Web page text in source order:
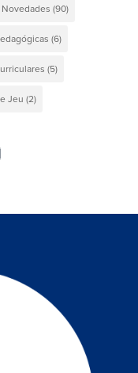
Novedades (90)
(6)
(5)
Jeu (2)